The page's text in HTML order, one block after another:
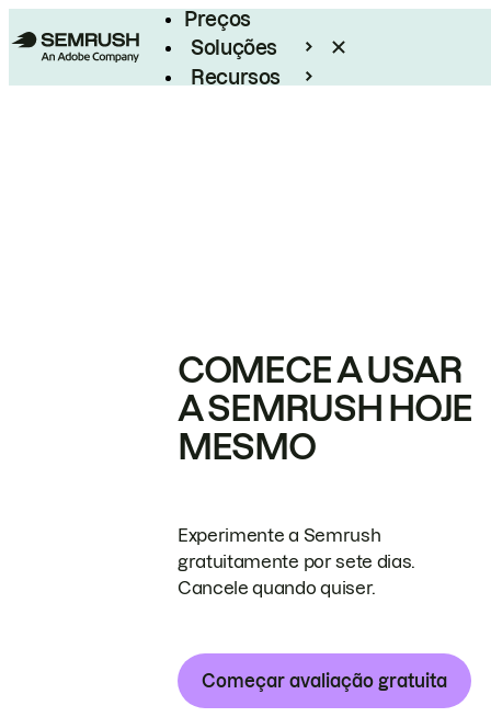
Preços
Soluções
Recursos
COMECE A USAR
A SEMRUSH HOJE
MESMO
Experimente a Semrush
gratuitamente por sete dias.
Cancele quando quiser.
Começar avaliação gratuita